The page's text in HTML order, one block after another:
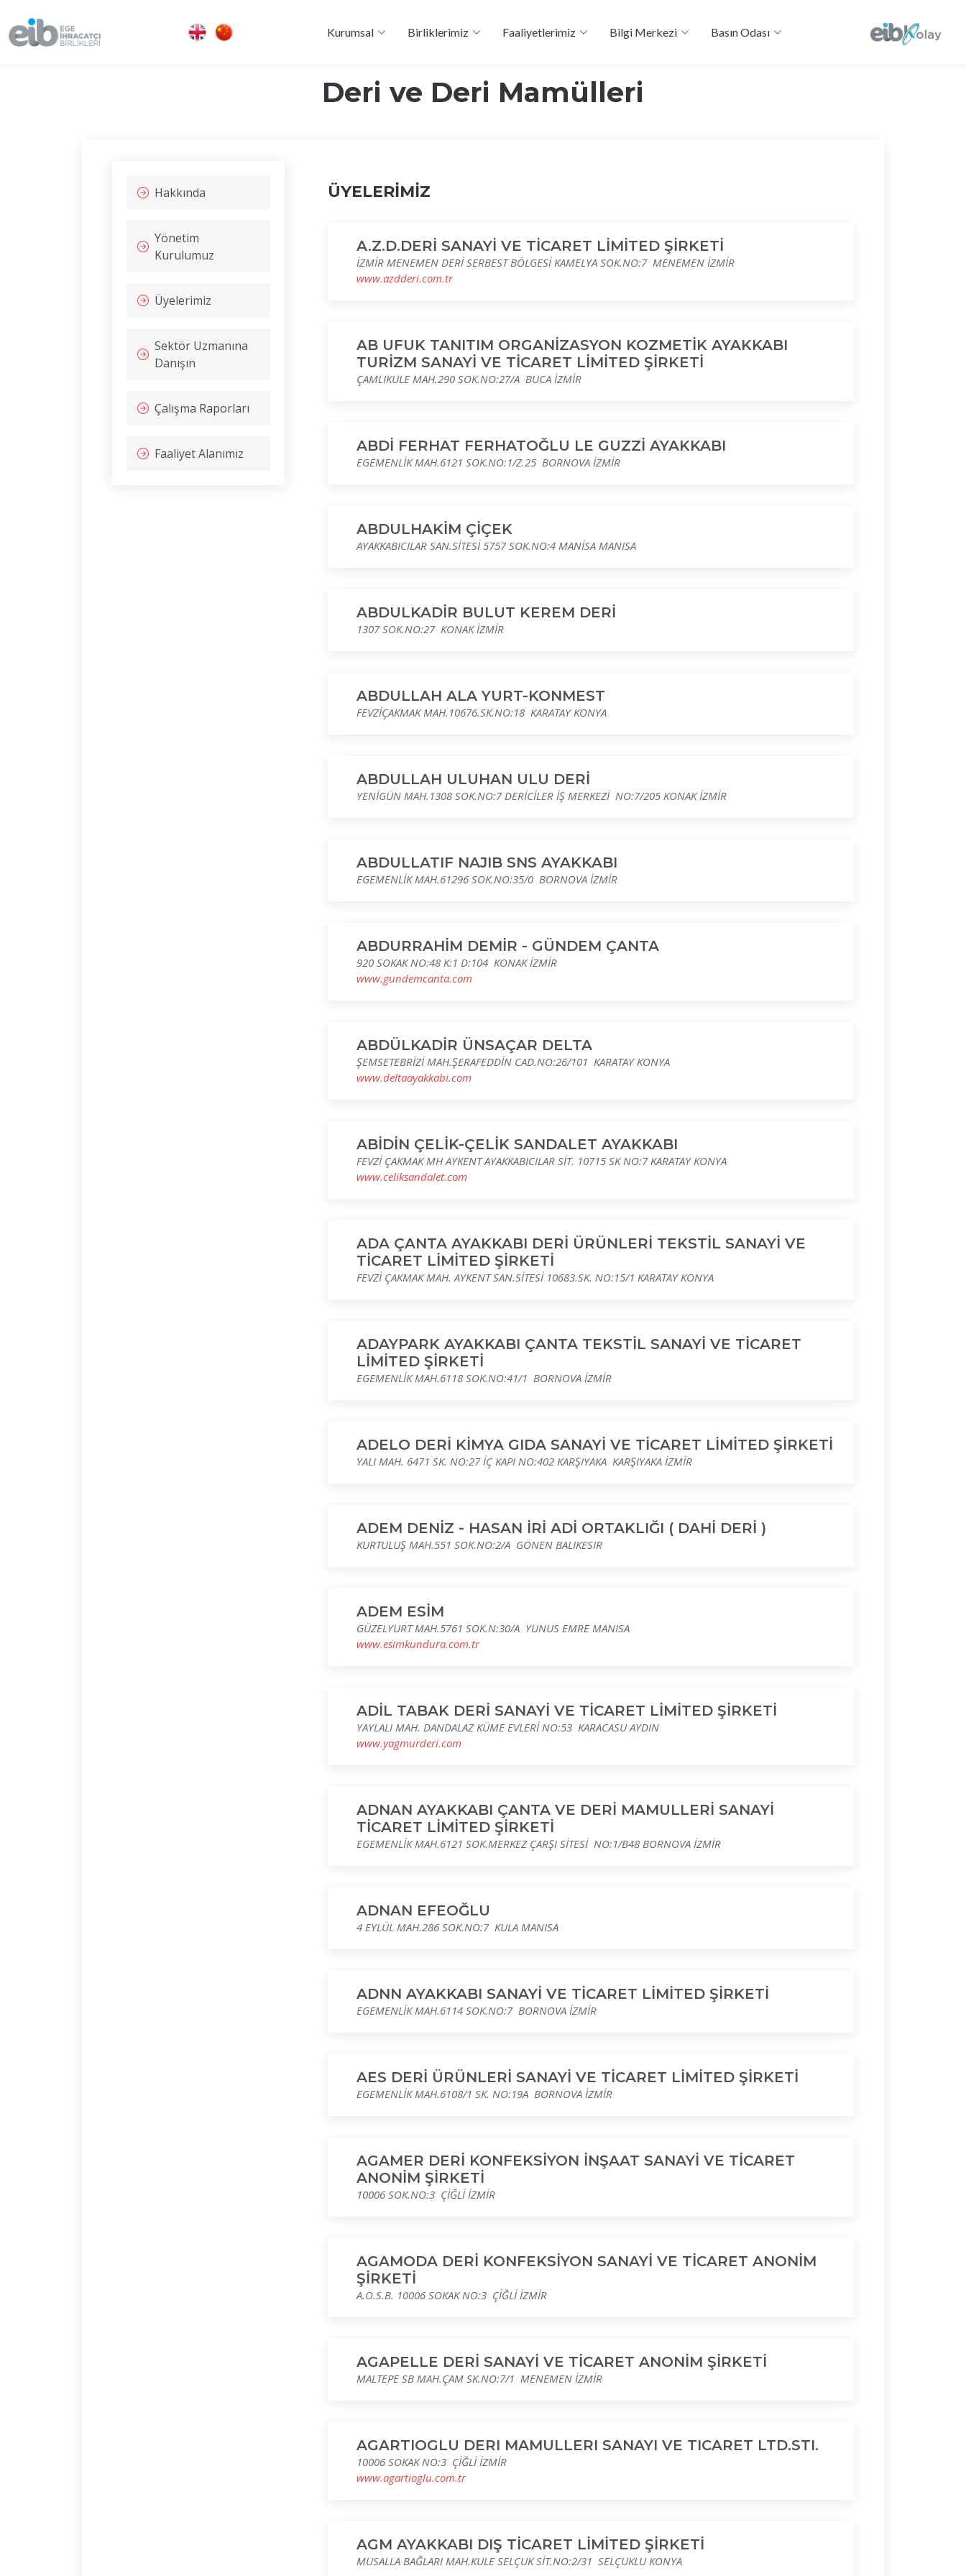
Kurumsal Birliklerimiz Faaliyetlerimiz Bilgi Merkezi Basın Odası
Deri ve Deri Mamülleri
Hakkında
Yönetim
Kurulumuz
Üyelerimiz
Sektör Uzmanına
Danışın
Çalışma Raporları
Faaliyet Alanımız
ÜYELERİMİZ
A.Z.D.DERİ SANAYİ VE TİCARET LİMİTED ŞİRKETİ
İZMİR MENEMEN DERİ SERBEST BÖLGESİ KAMELYA SOK.NO:7 MENEMEN İZMİR
www.azdderi.com.tr
AB UFUK TANITIM ORGANİZASYON KOZMETİK AYAKKABI
TURİZM SANAYİ VE TİCARET LİMİTED ŞİRKETİ
ÇAMLIKULE MAH.290 SOK.NO:27/A BUCA İZMİR
ABDİ FERHAT FERHATOĞLU LE GUZZİ AYAKKABI
EGEMENLİK MAH.6121 SOK.NO:1/Z.25 BORNOVA İZMİR
ABDULHAKİM ÇİÇEK
AYAKKABICILAR SAN.SİTESİ 5757 SOK.NO:4 MANİSA MANISA
ABDULKADİR BULUT KEREM DERİ
1307 SOK.NO:27 KONAK İZMİR
ABDULLAH ALA YURT-KONMEST
FEVZİÇAKMAK MAH.10676.SK.NO:18 KARATAY KONYA
ABDULLAH ULUHAN ULU DERİ
YENİGÜN MAH.1308 SOK.NO:7 DERİCİLER İŞ MERKEZİ NO:7/205 KONAK İZMİR
ABDULLATIF NAJIB SNS AYAKKABI
EGEMENLİK MAH.61296 SOK.NO:35/0 BORNOVA İZMİR
ABDURRAHİM DEMİR - GÜNDEM ÇANTA
920 SOKAK NO:48 K:1 D:104 KONAK İZMİR
www.gundemcanta.com
ABDÜLKADİR ÜNSAÇAR DELTA
ŞEMSETEBRİZİ MAH.ŞERAFEDDİN CAD.NO:26/101 KARATAY KONYA
www.deltaayakkabi.com
ABİDİN ÇELİK-ÇELİK SANDALET AYAKKABI
FEVZİ ÇAKMAK MH AYKENT AYAKKABICILAR SİT. 10715 SK NO:7 KARATAY KONYA
www.celiksandalet.com
ADA ÇANTA AYAKKABI DERİ ÜRÜNLERİ TEKSTİL SANAYİ VE
TİCARET LİMİTED ŞİRKETİ
FEVZİ ÇAKMAK MAH. AYKENT SAN.SİTESİ 10683.SK. NO:15/1 KARATAY KONYA
ADAYPARK AYAKKABI ÇANTA TEKSTİL SANAYİ VE TİCARET
LİMİTED ŞİRKETİ
EGEMENLİK MAH.6118 SOK.NO:41/1 BORNOVA İZMİR
ADELO DERİ KİMYA GIDA SANAYİ VE TİCARET LİMİTED ŞİRKETİ
YALI MAH. 6471 SK. NO:27 İÇ KAPI NO:402 KARŞIYAKA KARŞIYAKA İZMİR
ADEM DENİZ - HASAN İRİ ADİ ORTAKLIĞI ( DAHİ DERİ )
KURTULUŞ MAH.551 SOK.NO:2/A GÖNEN BALIKESIR
ADEM ESİM
GÜZELYURT MAH.5761 SOK.N:30/A YUNUS EMRE MANISA
www.esimkundura.com.tr
ADİL TABAK DERİ SANAYİ VE TİCARET LİMİTED ŞİRKETİ
YAYLALI MAH. DANDALAZ KÜME EVLERİ NO:53 KARACASU AYDIN
www.yagmurderi.com
ADNAN AYAKKABI ÇANTA VE DERİ MAMULLERİ SANAYİ
TİCARET LİMİTED ŞİRKETİ
EGEMENLİK MAH.6121 SOK.MERKEZ ÇARŞI SİTESİ NO:1/B48 BORNOVA İZMİR
ADNAN EFEOĞLU
4 EYLÜL MAH.286 SOK.NO:7 KULA MANISA
ADNN AYAKKABI SANAYİ VE TİCARET LİMİTED ŞİRKETİ
EGEMENLİK MAH.6114 SOK.NO:7 BORNOVA İZMİR
AES DERİ ÜRÜNLERİ SANAYİ VE TİCARET LİMİTED ŞİRKETİ
EGEMENLİK MAH.6108/1 SK. NO:19A BORNOVA İZMİR
AGAMER DERİ KONFEKSİYON İNŞAAT SANAYİ VE TİCARET
ANONİM ŞİRKETİ
10006 SOK.NO:3 ÇİĞLİ İZMİR
AGAMODA DERİ KONFEKSİYON SANAYİ VE TİCARET ANONİM
ŞİRKETİ
A.O.S.B. 10006 SOKAK NO:3 ÇİĞLİ İZMİR
AGAPELLE DERİ SANAYİ VE TİCARET ANONİM ŞİRKETİ
MALTEPE SB MAH.ÇAM SK.NO:7/1 MENEMEN İZMİR
AGARTIOGLU DERI MAMULLERI SANAYI VE TICARET LTD.STI.
10006 SOKAK NO:3 ÇİĞLİ İZMİR
www.agartioglu.com.tr
AGM AYAKKABI DIŞ TİCARET LİMİTED ŞİRKETİ
MUSALLA BAĞLARI MAH.KULE SELÇUK SİT.NO:2/31 SELÇUKLU KONYA